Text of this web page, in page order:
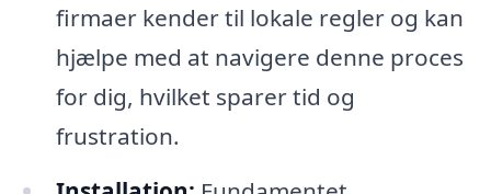
firmaer kender til lokale regler og kan
hjælpe med at navigere denne proces
for dig, hvilket sparer tid og
frustration.